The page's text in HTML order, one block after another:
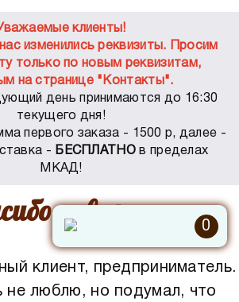
клиенты!
изменились реквизиты. Просим
только по новым реквизитам,
на странице "Контакты".
день принимаются до 16:30
текущего дня!
первого заказа - 1500 р, далее -
- БЕСПЛАТНО в пределах
МКАД!
0
поварам
клиент, предприниматель.
не люблю, но подумал, что